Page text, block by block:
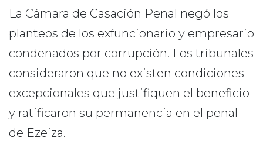
La Cámara de Casación Penal negó los
planteos de los exfuncionario y empresario
condenados por corrupción. Los tribunales
consideraron que no existen condiciones
excepcionales que justifiquen el beneficio
y ratificaron su permanencia en el penal
de Ezeiza.